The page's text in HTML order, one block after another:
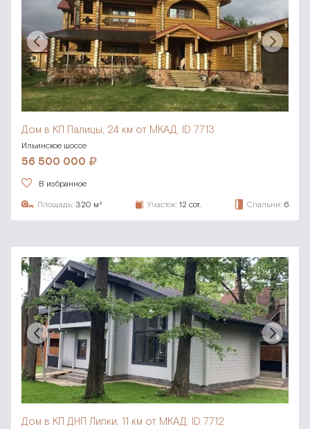
Дом в КП Палицы, 24 км от МКАД, ID 7713
Ильинское шоссе
56 500 000
В избранное
Площадь: 320 м² Участок: 12 сот. Спальни: 6
Дом в КП ДНП Липки, 11 км от МКАД, ID 7712